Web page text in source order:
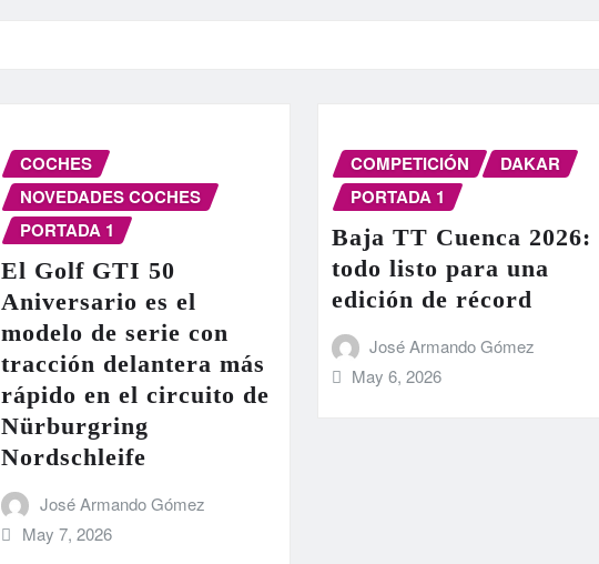
COCHES
NOVEDADES COCHES
PORTADA 1
El Golf GTI 50
Aniversario es el
modelo de serie con
tracción delantera más
rápido en el circuito de
Nürburgring
Nordschleife
José Armando Gómez
May 7, 2026
COMPETICIÓN
DAKAR
PORTADA 1
Baja TT Cuenca 2026:
todo listo para una
edición de récord
José Armando Gómez
May 6, 2026